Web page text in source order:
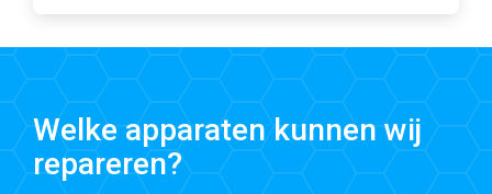
Welke apparaten kunnen wij
repareren?